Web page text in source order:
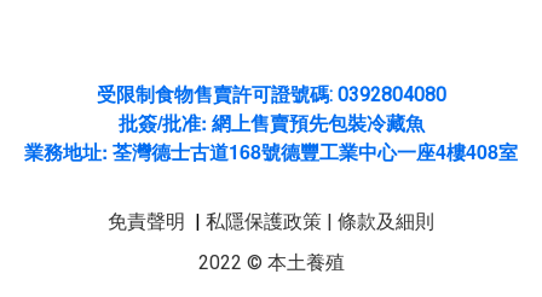
受限制食物售賣許可證號碼: 0392804080
批簽/批准: 網上售賣預先包裝冷藏魚
業務地址: 荃灣德士古道168號德豐工業中心一座4樓408室
免責聲明 | 私隱保護政策 | 條款及細則
2022 © 本土養殖